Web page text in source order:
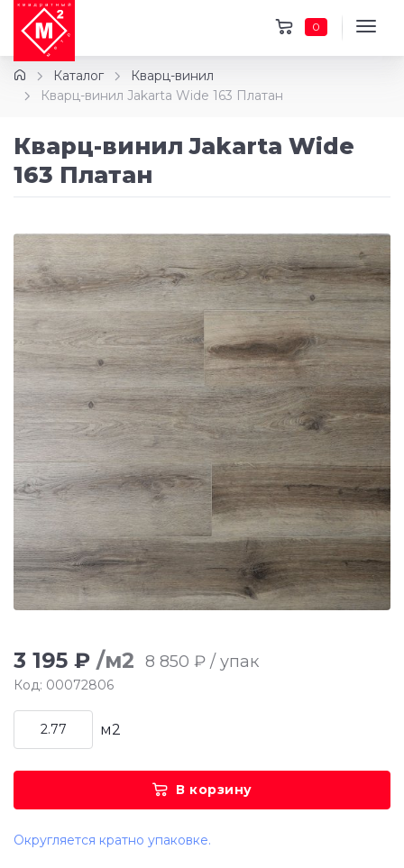
0
Каталог
Кварц-винил
Кварц-винил Jakarta Wide 163 Платан
Кварц-винил Jakarta Wide
163 Платан
3 195 ₽ /м2 8 850 ₽ / упак
Код: 00072806
м2
В корзину
Округляется кратно упаковке.